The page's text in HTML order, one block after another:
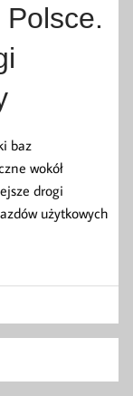
baz
wokół
drogi
użytkowych